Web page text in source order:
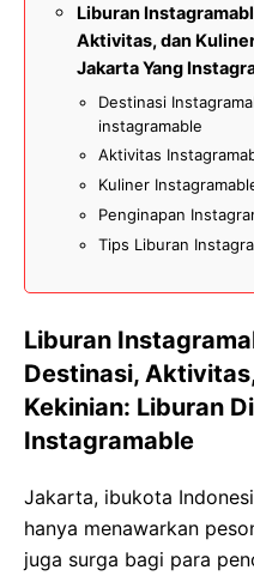
Liburan
Aktivitas, dan
Jakarta Yang
Destinasi
instagramable
Aktivitas
Kuliner
Penginapan
Tips Liburan
Liburan
Destinasi,
Kekinian: Liburan
Instagramable
Jakarta, ibukota
hanya menawarkan
juga surga bagi para